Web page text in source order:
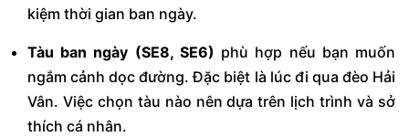
kiệm thời gian ban ngày.
Tàu ban ngày (SE8, SE6) phù hợp nếu bạn muốn
ngắm cảnh dọc đường. Đặc biệt là lúc đi qua đèo Hải
Vân. Việc chọn tàu nào nên dựa trên lịch trình và sở
thích cá nhân.